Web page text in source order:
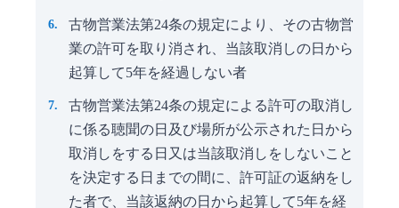
古物営業法第24条の規定により、その古物営
業の許可を取り消され、当該取消しの日から
起算して5年を経過しない者
古物営業法第24条の規定による許可の取消し
に係る聴聞の日及び場所が公示された日から
取消しをする日又は当該取消しをしないこと
を決定する日までの間に、許可証の返納をし
た者で、当該返納の日から起算して5年を経